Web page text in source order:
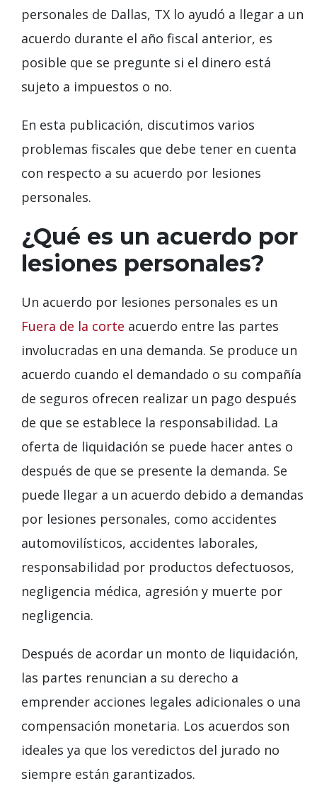
personales de Dallas, TX lo ayudó a llegar a un
acuerdo durante el año fiscal anterior, es
posible que se pregunte si el dinero está
sujeto a impuestos o no.
En esta publicación, discutimos varios
problemas fiscales que debe tener en cuenta
con respecto a su acuerdo por lesiones
personales.
¿Qué es un acuerdo por
lesiones personales?
Un acuerdo por lesiones personales es un
Fuera de la corte acuerdo entre las partes
involucradas en una demanda. Se produce un
acuerdo cuando el demandado o su compañía
de seguros ofrecen realizar un pago después
de que se establece la responsabilidad. La
oferta de liquidación se puede hacer antes o
después de que se presente la demanda. Se
puede llegar a un acuerdo debido a demandas
por lesiones personales, como accidentes
automovilísticos, accidentes laborales,
responsabilidad por productos defectuosos,
negligencia médica, agresión y muerte por
negligencia.
Después de acordar un monto de liquidación,
las partes renuncian a su derecho a
emprender acciones legales adicionales o una
compensación monetaria. Los acuerdos son
ideales ya que los veredictos del jurado no
siempre están garantizados.